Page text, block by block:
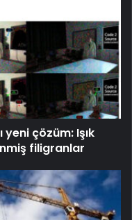
çözüm: Işık
filigranlar